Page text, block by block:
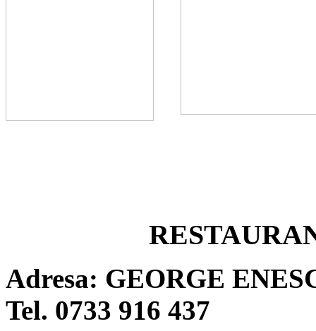
Adresa: GEORGE
Tel. 0733 916 437